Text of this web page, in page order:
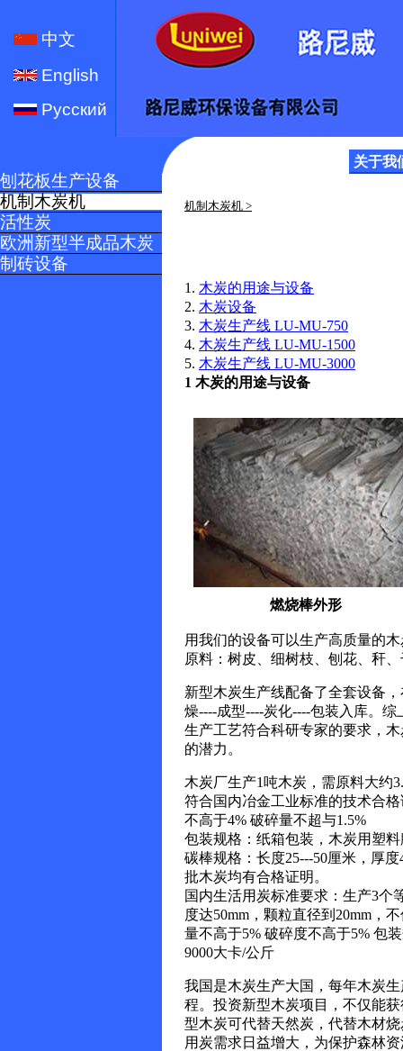
关于我
中文
English
Русский
刨花板生产设备
机制木炭机
活性炭
欧洲新型半成品木炭
制砖设备
机制木炭机 >
1. 木炭的用途与设备
2. 木炭设备
3. 木炭生产线 LU-MU-750
4. 木炭生产线 LU-MU-1500
5. 木炭生产线 LU-MU-3000
1 木炭的用途与设备
燃烧棒外形
用我们的设备可以生产高质量的
原料：树皮、细树枝、刨花、秆
新型木炭生产线配备了全套设备
燥----成型----炭化----包装入库。
生产工艺符合科研专家的要求，
的潜力。
木炭厂生产1吨木炭，需原料大约
符合国内冶金工业标准的技术合
不高于4% 破碎量不超与1.5%
包装规格：纸箱包装，木炭用塑
碳棒规格：长度25---50厘米，厚
批木炭均有合格证明。
国内生活用炭标准要求：生产3个
度达50mm，颗粒直径到20mm，
量不高于5% 破碎度不高于5% 包
9000大卡/公斤
我国是木炭生产大国，每年木炭
程。投资新型木炭项目，不仅能
型木炭可代替天然炭，代替木材
用炭需求日益增大，为保护森林